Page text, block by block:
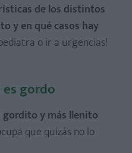
de los distintos
y en qué casos hay
o ir a urgencias!
gordo
gordito y más llenito
que quizás no lo